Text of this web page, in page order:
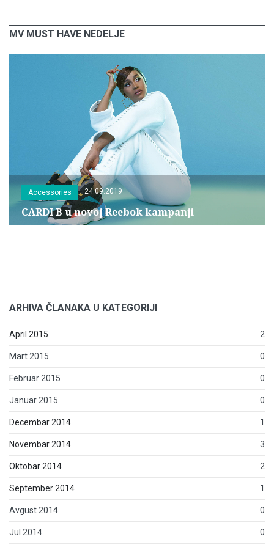
MV MUST HAVE NEDELJE
Accessories 24.09.2019
CARDI B u novoj Reebok kampanji
ARHIVA ČLANAKA U KATEGORIJI
April 2015 2
Mart 2015 0
Februar 2015 0
Januar 2015 0
Decembar 2014 1
Novembar 2014 3
Oktobar 2014 2
September 2014 1
Avgust 2014 0
Jul 2014 0